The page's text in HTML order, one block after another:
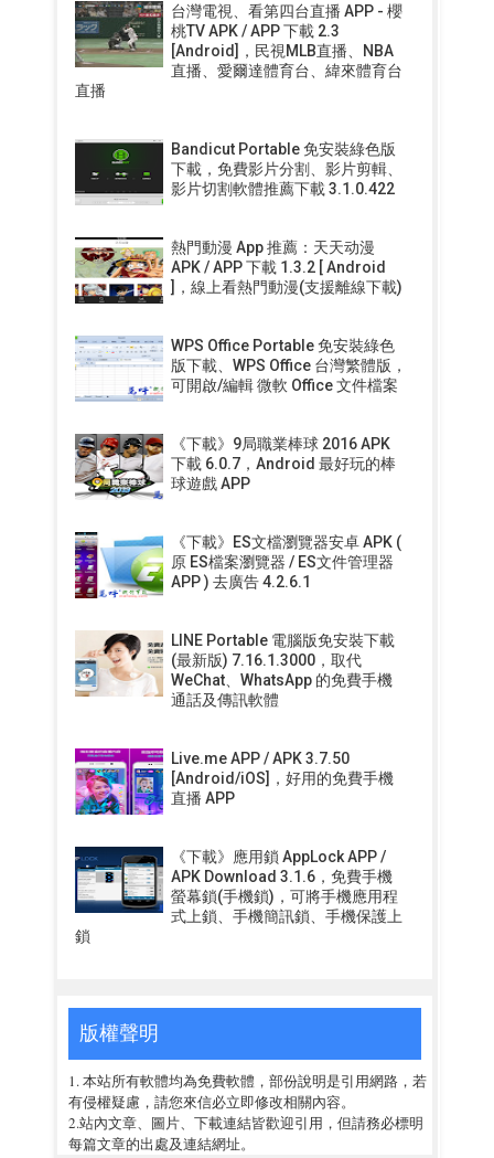
台灣電視、看第四台直播 APP - 櫻
桃TV APK / APP 下載 2.3
[Android]，民視MLB直播、NBA
直播、愛爾達體育台、緯來體育台
直播
Bandicut Portable 免安裝綠色版
下載，免費影片分割、影片剪輯、
影片切割軟體推薦下載 3.1.0.422
熱門動漫 App 推薦：天天动漫
APK / APP 下載 1.3.2 [ Android
]，線上看熱門動漫(支援離線下載)
WPS Office Portable 免安裝綠色
版下載、WPS Office 台灣繁體版，
可開啟/編輯 微軟 Office 文件檔案
《下載》9局職業棒球 2016 APK
下載 6.0.7，Android 最好玩的棒
球遊戲 APP
《下載》ES文檔瀏覽器安卓 APK (
原 ES檔案瀏覽器 / ES文件管理器
APP ) 去廣告 4.2.6.1
LINE Portable 電腦版免安裝下載
(最新版) 7.16.1.3000，取代
WeChat、WhatsApp 的免費手機
通話及傳訊軟體
Live.me APP / APK 3.7.50
[Android/iOS]，好用的免費手機
直播 APP
《下載》應用鎖 AppLock APP /
APK Download 3.1.6，免費手機
螢幕鎖(手機鎖)，可將手機應用程
式上鎖、手機簡訊鎖、手機保護上
鎖
版權聲明
1. 本站所有軟體均為免費軟體，部份說明是引用網路，若
有侵權疑慮，請您來信必立即修改相關內容。
2.站內文章、圖片、下載連結皆歡迎引用，但請務必標明
每篇文章的出處及連結網址。